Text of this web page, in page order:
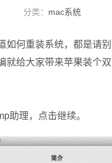
分类： mac系统
装系统，都是请别人
给大家带来苹果装个双
，点击继续。